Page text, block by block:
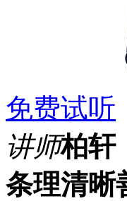
免费试听
讲师柏轩
条理清晰